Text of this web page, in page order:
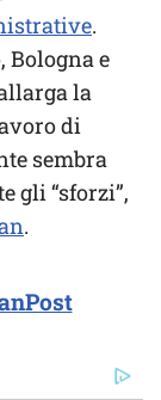
.
Bologna e
la
di
sembra
gli “sforzi”,
.